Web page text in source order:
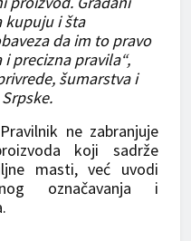
kupuju i šta
da im to pravo
precizna pravila“,
šumarstva i
ne zabranjuje
koji sadrže
masti, već uvodi
označavanja i